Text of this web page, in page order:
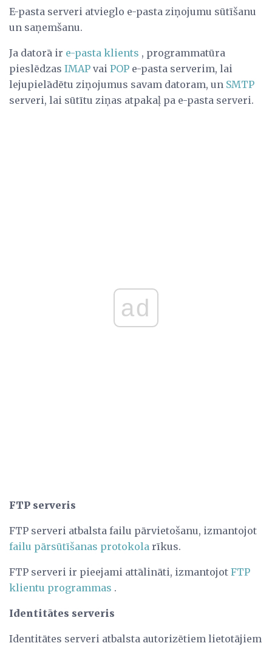
E-pasta serveri atvieglo e-pasta ziņojumu sūtīšanu
un saņemšanu.
Ja datorā ir e-pasta klients , programmatūra
pieslēdzas IMAP vai POP e-pasta serverim, lai
lejupielādētu ziņojumus savam datoram, un SMTP
serveri, lai sūtītu ziņas atpakaļ pa e-pasta serveri.
ad
FTP serveris
FTP serveri atbalsta failu pārvietošanu, izmantojot
failu pārsūtīšanas protokola rīkus.
FTP serveri ir pieejami attālināti, izmantojot FTP
klientu programmas .
Identitātes serveris
Identitātes serveri atbalsta autorizētiem lietotājiem